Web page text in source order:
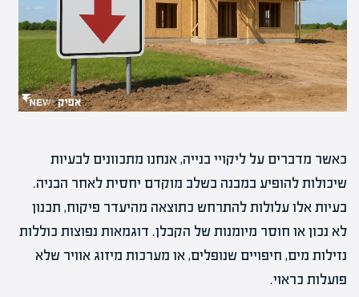
כאשר מדברים על ליקויי בנייה, אנחנו מתכוונים לבעיות
שיכולות להופיע במבנה בשלב מוקדם יחסית לאחר הבניה.
בעיות אלו עלולות להתרחש כתוצאה מהיעדר פיקוח, תכנון
לא נכון או חוסר מיומנות של הקבלן. דוגמאות נפוצות כוללות
נזילות מים, חיפויים שנופלים, או מערכות מיזוג אוויר שלא
פועלות כראוי.